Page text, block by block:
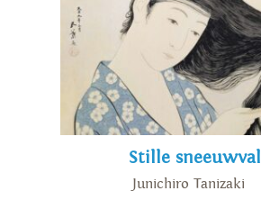
Stille sneeuwval
Junichiro Tanizaki